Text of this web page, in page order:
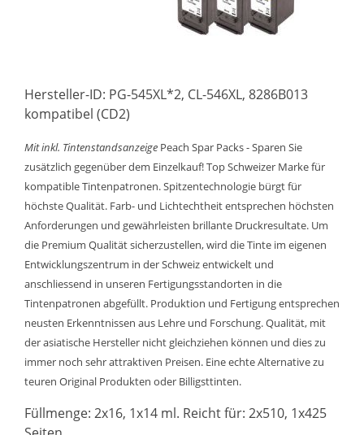
Hersteller-ID: PG-545XL*2, CL-546XL, 8286B013
kompatibel (CD2)
Mit inkl. Tintenstandsanzeige Peach Spar Packs - Sparen Sie
zusätzlich gegenüber dem Einzelkauf! Top Schweizer Marke für
kompatible Tintenpatronen. Spitzentechnologie bürgt für
höchste Qualität. Farb- und Lichtechtheit entsprechen höchsten
Anforderungen und gewährleisten brillante Druckresultate. Um
die Premium Qualität sicherzustellen, wird die Tinte im eigenen
Entwicklungszentrum in der Schweiz entwickelt und
anschliessend in unseren Fertigungsstandorten in die
Tintenpatronen abgefüllt. Produktion und Fertigung entsprechen
neusten Erkenntnissen aus Lehre und Forschung. Qualität, mit
der asiatische Hersteller nicht gleichziehen können und dies zu
immer noch sehr attraktiven Preisen. Eine echte Alternative zu
teuren Original Produkten oder Billigsttinten.
Füllmenge: 2x16, 1x14 ml. Reicht für: 2x510, 1x425